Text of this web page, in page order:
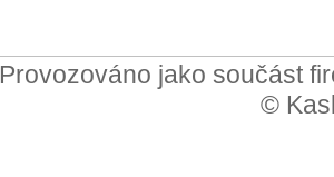
Provozováno jako součást
©